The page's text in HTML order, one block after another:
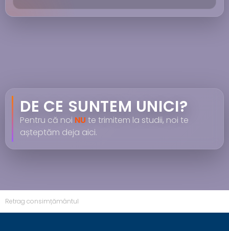
DE CE SUNTEM UNICI?
Pentru că noi NU te trimitem la studii, noi te
așteptăm deja aici.
Retrag consimțământul